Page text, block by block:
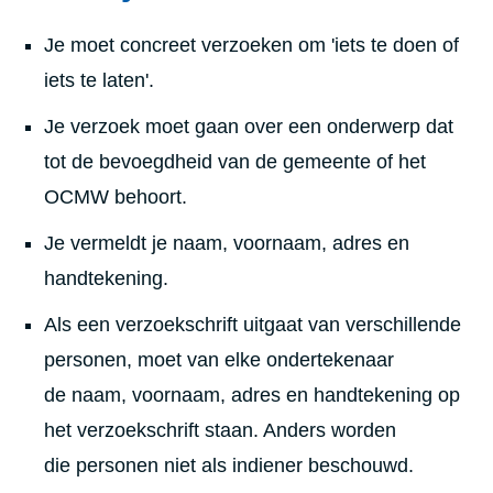
Je moet concreet verzoeken om 'iets te doen of
iets te laten'.
Je verzoek moet gaan over een onderwerp dat
tot de bevoegdheid van de gemeente of het
OCMW behoort.
Je vermeldt je naam, voornaam, adres en
handtekening.
Als een verzoekschrift uitgaat van verschillende
personen, moet van elke ondertekenaar
de naam, voornaam, adres en handtekening op
het verzoekschrift staan. Anders worden
die personen niet als indiener beschouwd.